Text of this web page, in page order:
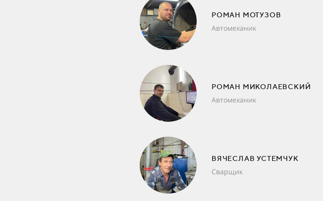
РОМАН МОТУЗОВ
Автомеханик
РОМАН МИКОЛАЕВСКИЙ
Автомеханик
ВЯЧЕСЛАВ УСТЕМЧУК
Сварщик